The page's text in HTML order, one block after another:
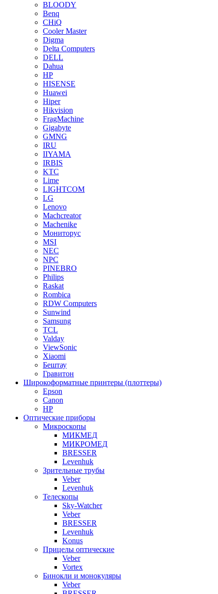
BLOODY
Benq
CHiQ
Cooler Master
Digma
Delta Computers
DELL
Dahua
HP
HISENSE
Huawei
Hiper
Hikvision
FragMachine
Gigabyte
GMNG
IRU
IIYAMA
IRBIS
KTC
Lime
LIGHTCOM
LG
Lenovo
Machcreator
Machenike
Мониторус
MSI
NEC
NPC
PINEBRO
Philips
Raskat
Rombica
RDW Computers
Sunwind
Samsung
TCL
Valday
ViewSonic
Xiaomi
Бештау
Гравитон
Широкоформатные принтеры (плоттеры)
Epson
Canon
HP
Оптические приборы
Микроскопы
МИКМЕД
МИКРОМЕД
BRESSER
Levenhuk
Зрительные трубы
Veber
Levenhuk
Телескопы
Sky-Watcher
Veber
BRESSER
Levenhuk
Konus
Прицелы оптические
Veber
Vortex
Бинокли и монокуляры
Veber